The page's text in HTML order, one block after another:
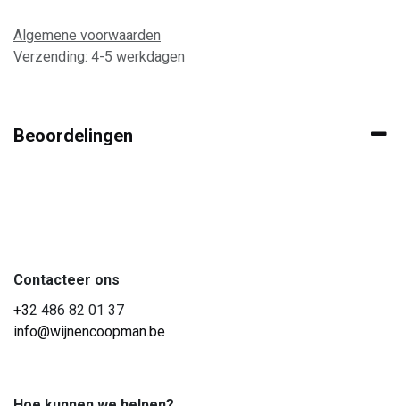
Algemene voorwaarden
Verzending: 4-5 werkdagen
Beoordelingen
Contacteer ons
+32 486 82 01 37
info@wijnencoopman.be